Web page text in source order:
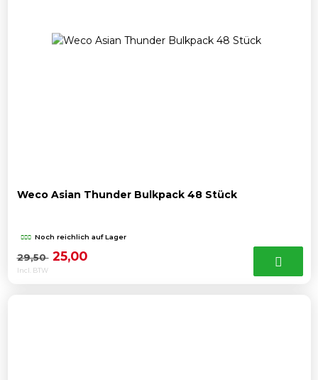
Weco Asian Thunder Bulkpack 48 Stück
Noch reichlich auf Lager
29,50 Ursprünglicher
25,00
Incl. BTW